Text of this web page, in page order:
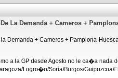
La Demanda + Cameros +
Demanda + Cameros + Pamplona-
a la GP desde Agosto no le ca�a
Logro�o/Soria/Burgos/Guipuzcoa/